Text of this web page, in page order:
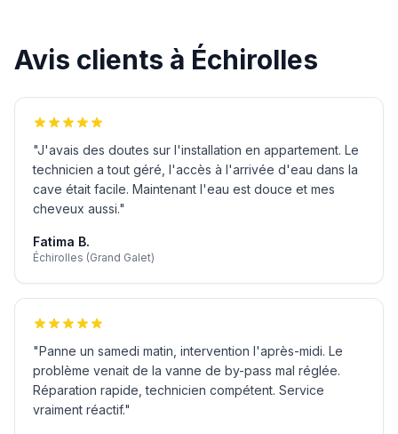
Avis clients à Échirolles
"J'avais des doutes sur l'installation en appartement. Le
technicien a tout géré, l'accès à l'arrivée d'eau dans la
cave était facile. Maintenant l'eau est douce et mes
cheveux aussi."
Fatima B.
Échirolles (Grand Galet)
"Panne un samedi matin, intervention l'après-midi. Le
problème venait de la vanne de by-pass mal réglée.
Réparation rapide, technicien compétent. Service
vraiment réactif."